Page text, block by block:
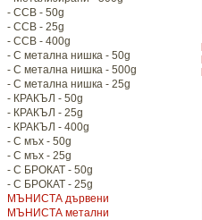
- CCB - 50g
- CCB - 25g
- CCB - 400g
- С метална нишка - 50g
- С метална нишка - 500g
- С метална нишка - 25g
- КРАКЪЛ - 50g
- КРАКЪЛ - 25g
- КРАКЪЛ - 400g
- С мъх - 50g
- С мъх - 25g
- С БРОКАТ - 50g
- С БРОКАТ - 25g
МЪНИСТА дървени
МЪНИСТА метални